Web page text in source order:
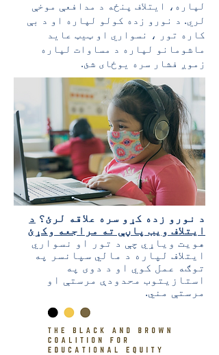
لپاره، ایتلاف پنځه د مدافعې موخې
لري. د نورو زده کولو لپاره او د بې
کاره تور ، نسواري او ټیټ عاید
ماشومانو لپاره د مساوات لپاره
زموږ فشار سره یوځای شئ.
د نورو زده کړو سره علاقه لرئ؟ د
ایتلاف ویب پاڼې ته مراجعه وکړئ
هویت ویاړي چې د تور او نسواري
ایتلاف لپاره د مالي سپانسر په
توګه عمل کوي او د دوی په
استازیتوب محدودې مرستې او
مرستې مني.